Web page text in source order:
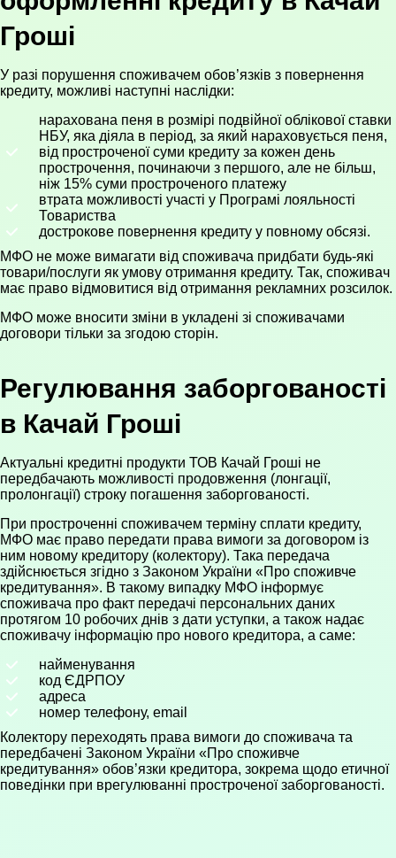
Гроші
У разі порушення споживачем обов’язків з повернення
кредиту, можливі наступні наслідки:
нарахована пеня в розмірі подвійної облікової ставки
НБУ, яка діяла в період, за який нараховується пеня,
від простроченої суми кредиту за кожен день
прострочення, починаючи з першого, але не більш,
ніж 15% суми простроченого платежу
втрата можливості участі у Програмі лояльності
Товариства
дострокове повернення кредиту у повному обсязі.
МФО не може вимагати від споживача придбати будь-які
товари/послуги як умову отримання кредиту. Так, споживач
має право відмовитися від отримання рекламних розсилок.
МФО може вносити зміни в укладені зі споживачами
договори тільки за згодою сторін.
Регулювання заборгованості
в Качай Гроші
Актуальні кредитні продукти ТОВ Качай Гроші не
передбачають можливості продовження (лонгації,
пролонгації) строку погашення заборгованості.
При простроченні споживачем терміну сплати кредиту,
МФО має право передати права вимоги за договором із
ним новому кредитору (колектору). Така передача
здійснюється згідно з Законом України «Про споживче
кредитування». В такому випадку МФО інформує
споживача про факт передачі персональних даних
протягом 10 робочих днів з дати уступки, а також надає
споживачу інформацію про нового кредитора, а саме:
найменування
код ЄДРПОУ
адреса
номер телефону, email
Колектору переходять права вимоги до споживача та
передбачені Законом України «Про споживче
кредитування» обов’язки кредитора, зокрема щодо етичної
поведінки при врегулюванні простроченої заборгованості.